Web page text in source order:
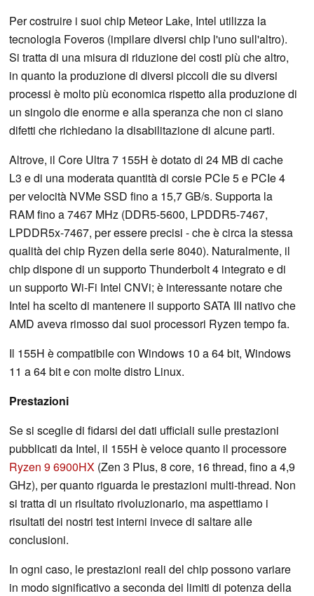
Per costruire i suoi chip Meteor Lake, Intel utilizza la
tecnologia Foveros (impilare diversi chip l'uno sull'altro).
Si tratta di una misura di riduzione dei costi più che altro,
in quanto la produzione di diversi piccoli die su diversi
processi è molto più economica rispetto alla produzione di
un singolo die enorme e alla speranza che non ci siano
difetti che richiedano la disabilitazione di alcune parti.
Altrove, il Core Ultra 7 155H è dotato di 24 MB di cache
L3 e di una moderata quantità di corsie PCIe 5 e PCIe 4
per velocità NVMe SSD fino a 15,7 GB/s. Supporta la
RAM fino a 7467 MHz (DDR5-5600, LPDDR5-7467,
LPDDR5x-7467, per essere precisi - che è circa la stessa
qualità dei chip Ryzen della serie 8040). Naturalmente, il
chip dispone di un supporto Thunderbolt 4 integrato e di
un supporto Wi-Fi Intel CNVi; è interessante notare che
Intel ha scelto di mantenere il supporto SATA III nativo che
AMD aveva rimosso dai suoi processori Ryzen tempo fa.
Il 155H è compatibile con Windows 10 a 64 bit, Windows
11 a 64 bit e con molte distro Linux.
Prestazioni
Se si sceglie di fidarsi dei dati ufficiali sulle prestazioni
pubblicati da Intel, il 155H è veloce quanto il processore
Ryzen 9 6900HX (Zen 3 Plus, 8 core, 16 thread, fino a 4,9
GHz), per quanto riguarda le prestazioni multi-thread. Non
si tratta di un risultato rivoluzionario, ma aspettiamo i
risultati dei nostri test interni invece di saltare alle
conclusioni.
In ogni caso, le prestazioni reali del chip possono variare
in modo significativo a seconda dei limiti di potenza della